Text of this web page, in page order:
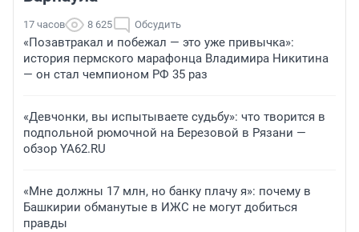
17 часов 8 625 Обсудить
«Позавтракал и побежал — это уже привычка»:
история пермского марафонца Владимира Никитина
— он стал чемпионом РФ 35 раз
«Девчонки, вы испытываете судьбу»: что творится в
подпольной рюмочной на Березовой в Рязани —
обзор YA62.RU
«Мне должны 17 млн, но банку плачу я»: почему в
Башкирии обманутые в ИЖС не могут добиться
правды